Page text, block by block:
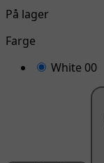
På lager
Farge
White 00